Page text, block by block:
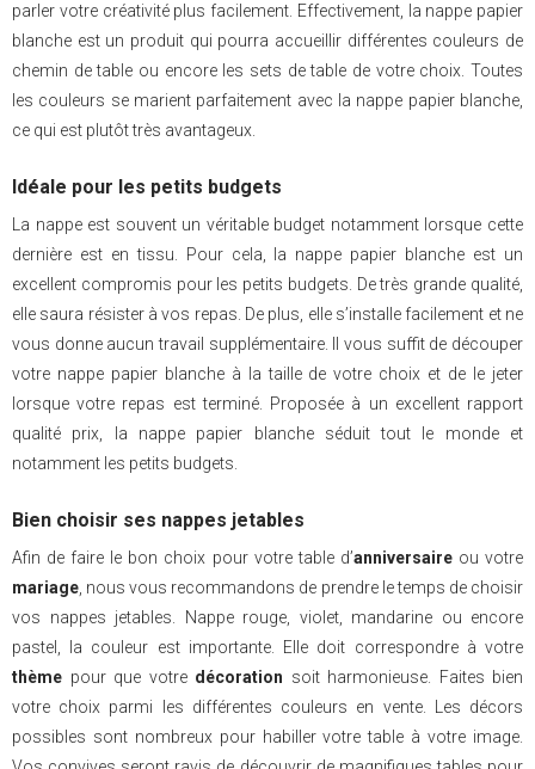
parler votre créativité plus facilement. Effectivement, la nappe papier
blanche est un produit qui pourra accueillir différentes couleurs de
chemin de table ou encore les sets de table de votre choix. Toutes
les couleurs se marient parfaitement avec la nappe papier blanche,
ce qui est plutôt très avantageux.
Idéale pour les petits budgets
La nappe est souvent un véritable budget notamment lorsque cette
dernière est en tissu. Pour cela, la nappe papier blanche est un
excellent compromis pour les petits budgets. De très grande qualité,
elle saura résister à vos repas. De plus, elle s’installe facilement et ne
vous donne aucun travail supplémentaire. Il vous suffit de découper
votre nappe papier blanche à la taille de votre choix et de le jeter
lorsque votre repas est terminé. Proposée à un excellent rapport
qualité prix, la nappe papier blanche séduit tout le monde et
notamment les petits budgets.
Bien choisir ses nappes jetables
Afin de faire le bon choix pour votre table d’anniversaireou votre
mariage , nous vous recommandons de prendre le temps de choisir
vos nappes jetables. Nappe rouge, violet, mandarine ou encore
pastel, la couleur est importante. Elle doit correspondre à votre
thème pour que votre décoration soit harmonieuse. Faites bien
votre choix parmi les différentes couleurs en vente. Les décors
possibles sont nombreux pour habiller votre table à votre image.